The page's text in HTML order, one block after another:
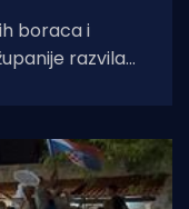
boraca i
razvila